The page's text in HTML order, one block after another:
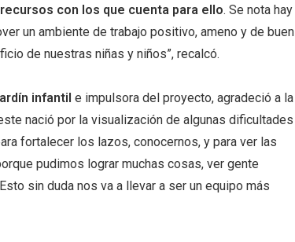
con los que cuenta para ello. Se nota hay
un ambiente de trabajo positivo, ameno y de buen
de nuestras niñas y niños”, recalcó.
infantil e impulsora del proyecto, agradeció a la
nació por la visualización de algunas dificultades
fortalecer los lazos, conocernos, y para ver las
pudimos lograr muchas cosas, ver gente
sin duda nos va a llevar a ser un equipo más